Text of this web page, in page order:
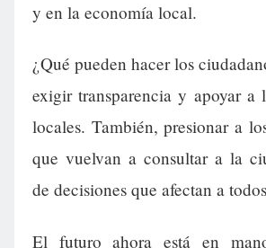
y en la economía local.
¿Qué pueden hacer los
exigir transparencia y apoyar a
locales. También, presionar a
que vuelvan a consultar a la
de decisiones que afectan a
El futuro ahora está en